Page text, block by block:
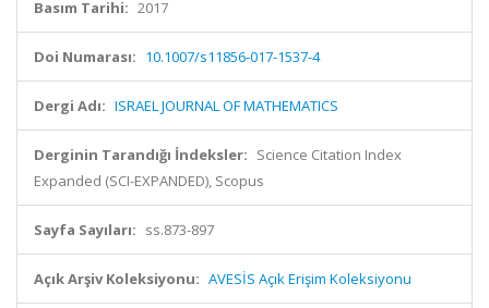
Basım Tarihi: 2017
Doi Numarası: 10.1007/s11856-017-1537-4
Dergi Adı: ISRAEL JOURNAL OF MATHEMATICS
Derginin Tarandığı İndeksler: Science Citation Index
Expanded (SCI-EXPANDED), Scopus
Sayfa Sayıları: ss.873-897
Açık Arşiv Koleksiyonu: AVESİS Açık Erişim Koleksiyonu